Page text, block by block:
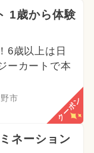
1歳から体験
6歳以上は日
ーカートで本
市 クーポン
ネーション